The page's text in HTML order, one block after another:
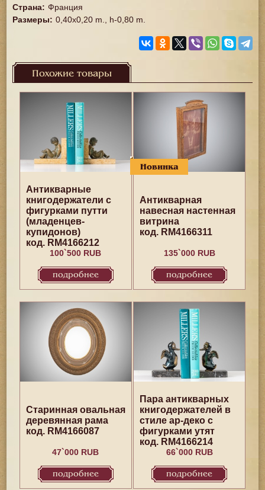
Страна: Франция
Размеры: 0,40x0,20 m., h-0,80 m.
Похожие товары
Антикварные
книгодержатели с
фигурками путти
(младенцев-
купидонов)
код. RM4166212
100`500 RUB
подробнее
Новинка
Антикварная
навесная настенная
витрина
код. RM4166311
135`000 RUB
подробнее
Старинная овальная
деревянная рама
код. RM4166087
47`000 RUB
подробнее
Пара антикварных
книгодержателей в
стиле ар-деко с
фигурками утят
код. RM4166214
66`000 RUB
подробнее